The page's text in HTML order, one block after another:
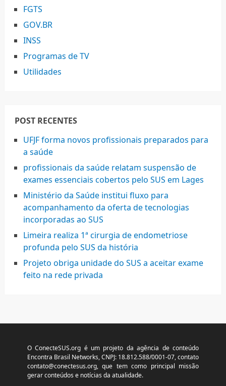
FGTS
GOV.BR
INSS
Programas de TV
Utilidades
POST RECENTES
UFJF forma novos profissionais preparados para
a saúde
profissionais da saúde relatam suspensão de
exames essenciais cobertos pelo SUS em Lages
Ministério da Saúde institui fluxo para
acompanhamento da oferta de tecnologias
incorporadas ao SUS
Limeira realiza 1ª cirurgia de endometriose
profunda pelo SUS da história
Projeto obriga unidade do SUS a aceitar exame
feito na rede privada
O ConecteSUS.org é um projeto da agência de conteúdo
Encontra Brasil Networks, CNPJ: 18.812.588/0001-07, contato
contato@conectesus.org, que tem como principal missão
gerar conteúdos e notícias da atualidade.